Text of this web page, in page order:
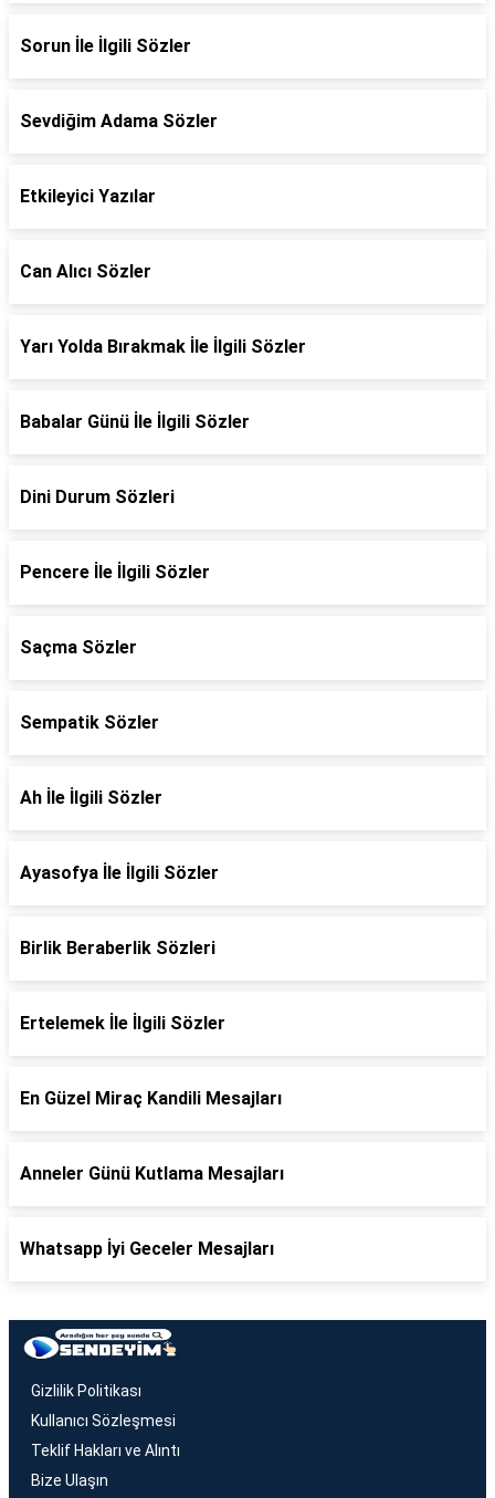
Sorun İle İlgili Sözler
Sevdiğim Adama Sözler
Etkileyici Yazılar
Can Alıcı Sözler
Yarı Yolda Bırakmak İle İlgili Sözler
Babalar Günü İle İlgili Sözler
Dini Durum Sözleri
Pencere İle İlgili Sözler
Saçma Sözler
Sempatik Sözler
Ah İle İlgili Sözler
Ayasofya İle İlgili Sözler
Birlik Beraberlik Sözleri
Ertelemek İle İlgili Sözler
En Güzel Miraç Kandili Mesajları
Anneler Günü Kutlama Mesajları
Whatsapp İyi Geceler Mesajları
Gizlilik Politikası
Kullanıcı Sözleşmesi
Teklif Hakları ve Alıntı
Bize Ulaşın